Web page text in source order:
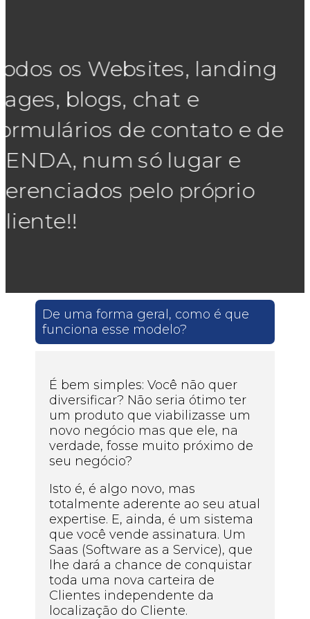
Todos os Websites, landing
pages, blogs, chat e
formulários de contato e de
VENDA, num só lugar e
gerenciados pelo próprio
Cliente!!
De uma forma geral, como é que
funciona esse modelo?
É bem simples: Você não quer
diversificar? Não seria ótimo ter
um produto que viabilizasse um
novo negócio mas que ele, na
verdade, fosse muito próximo de
seu negócio?
Isto é, é algo novo, mas
totalmente aderente ao seu atual
expertise. E, ainda, é um sistema
que você vende assinatura. Um
Saas (Software as a Service), que
lhe dará a chance de conquistar
toda uma nova carteira de
Clientes independente da
localização do Cliente.